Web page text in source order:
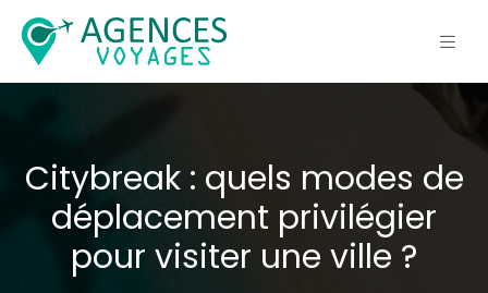
Citybreak : quels modes de
déplacement privilégier
pour visiter une ville ?